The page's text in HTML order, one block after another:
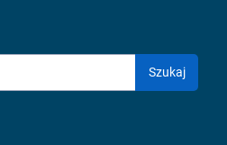
Szukaj